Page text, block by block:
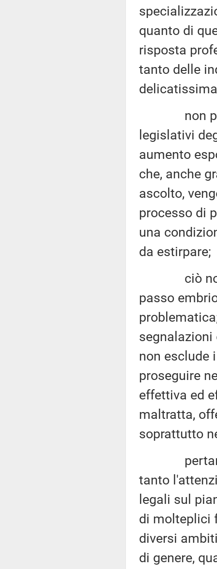
quanto di
risposta
tanto delle
non può
legislativi
aumento
che, anche
ascolto,
processo di
una
da estirpare;
ciò
passo
segnalazioni
non esclude
proseguire
effettiva ed
maltratta,
soprattutto
pertanto,
tanto
legali sul
di molteplici
diversi
di genere,